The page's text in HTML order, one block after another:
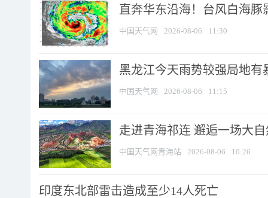
直奔华东沿海！台风白海豚
中国天气网 2026-08-06 11:30
黑龙江今天雨势较强局地有
中国天气网 2026-08-06 11:15
走进青海祁连 邂逅一场大
中国天气网青海站 2026-08-06 10:26
印度东北部雷击造成至少14人死亡